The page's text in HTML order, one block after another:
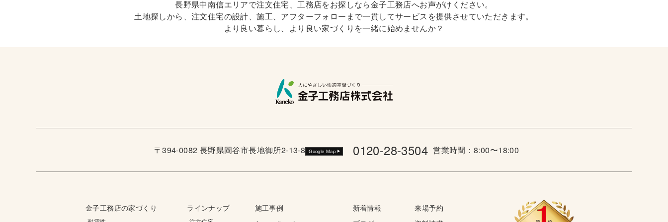
長野県中南信エリアで注文住宅、工務店をお探しなら金子工務店へお声がけください。
土地探しから、注文住宅の設計、施工、アフターフォローまで一貫してサービスを提供させていただきます。
より良い暮らし、より良い家づくりを一緒に始めませんか？
〒394-0082 長野県岡谷市長地御所2-13-8 Google Map 0120-28-3504 営業時間：8:00〜18:00
金子工務店の家づくり ラインナップ
施工事例
新着情報
来場予約